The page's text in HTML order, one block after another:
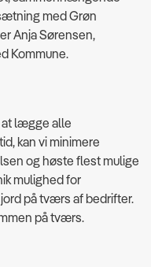
med Grøn
Anja Sørensen,
Kommune.
at lægge alle
kan vi minimere
og høste flest mulige
mulighed for
på tværs af bedrifter.
på tværs.